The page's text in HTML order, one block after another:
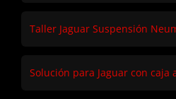
Taller Jaguar Suspensión
Solución para Jaguar con caja